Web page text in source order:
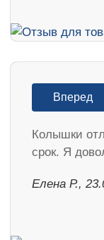
Вперед
Колышки
срок. Я
Елена Р.,